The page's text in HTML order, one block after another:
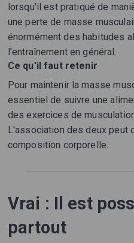
lorsqu'il est pratiqué de
une perte de masse
énormément des habitudes
l'entraînement en général.
Ce qu'il faut retenir
Pour maintenir la masse
essentiel de suivre une
des exercices de
L'association des deux peut
composition corporelle.
Vrai : Il est
partout